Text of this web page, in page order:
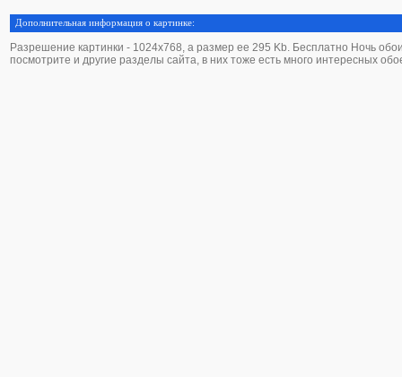
Дополнительная информация о картинке:
Разрешение картинки - 1024х768, а размер ее 295 Kb. Бесплатно Ночь
посмотрите и другие разделы сайта, в них тоже есть много интересных